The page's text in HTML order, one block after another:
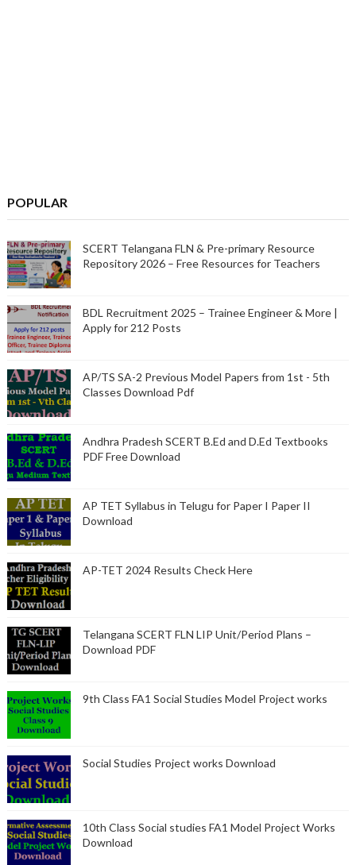
POPULAR
SCERT Telangana FLN & Pre-primary Resource
Repository 2026 – Free Resources for Teachers
BDL Recruitment 2025 – Trainee Engineer & More |
Apply for 212 Posts
AP/TS SA-2 Previous Model Papers from 1st - 5th
Classes Download Pdf
Andhra Pradesh SCERT B.Ed and D.Ed Textbooks
PDF Free Download
AP TET Syllabus in Telugu for Paper I Paper II
Download
AP-TET 2024 Results Check Here
Telangana SCERT FLN LIP Unit/Period Plans –
Download PDF
9th Class FA1 Social Studies Model Project works
Social Studies Project works Download
10th Class Social studies FA1 Model Project Works
Download